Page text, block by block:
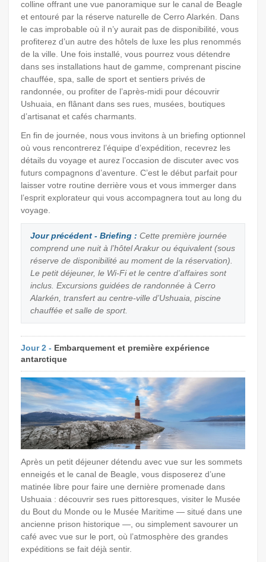
colline offrant une vue panoramique sur le canal de Beagle
et entouré par la réserve naturelle de Cerro Alarkén. Dans
le cas improbable où il n’y aurait pas de disponibilité, vous
profiterez d’un autre des hôtels de luxe les plus renommés
de la ville. Une fois installé, vous pourrez vous détendre
dans ses installations haut de gamme, comprenant piscine
chauffée, spa, salle de sport et sentiers privés de
randonnée, ou profiter de l’après-midi pour découvrir
Ushuaia, en flânant dans ses rues, musées, boutiques
d’artisanat et cafés charmants.
En fin de journée, nous vous invitons à un briefing optionnel
où vous rencontrerez l’équipe d’expédition, recevrez les
détails du voyage et aurez l’occasion de discuter avec vos
futurs compagnons d’aventure. C’est le début parfait pour
laisser votre routine derrière vous et vous immerger dans
l’esprit explorateur qui vous accompagnera tout au long du
voyage.
Jour précédent - Briefing : Cette première journée
comprend une nuit à l’hôtel Arakur ou équivalent (sous
réserve de disponibilité au moment de la réservation).
Le petit déjeuner, le Wi-Fi et le centre d’affaires sont
inclus. Excursions guidées de randonnée à Cerro
Alarkén, transfert au centre-ville d’Ushuaia, piscine
chauffée et salle de sport.
Jour 2 - Embarquement et première expérience
antarctique
Après un petit déjeuner détendu avec vue sur les sommets
enneigés et le canal de Beagle, vous disposerez d’une
matinée libre pour faire une dernière promenade dans
Ushuaia : découvrir ses rues pittoresques, visiter le Musée
du Bout du Monde ou le Musée Maritime — situé dans une
ancienne prison historique —, ou simplement savourer un
café avec vue sur le port, où l’atmosphère des grandes
expéditions se fait déjà sentir.